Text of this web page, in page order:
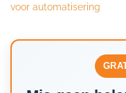
voor automatisering